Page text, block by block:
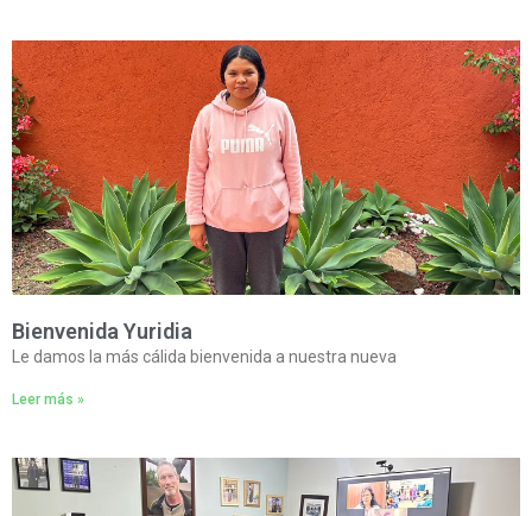
Bienvenida Yuridia
Le damos la más cálida bienvenida a nuestra nueva
Leer más »